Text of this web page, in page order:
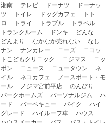
湘南
テレビ ドーナツ
ドーナッ
ツ
トイレ ドッグカフェ
トト
ロ
トライ トラブル
トラベル
トランクルーム
ドンキ
どんな
どんより
なかなか売れない
なし
ナン
ナンカレー ニーズ
ニコッ
トこどもクリニック
ニジマス
ニッ
ポン
ニュース ニュータウン
ネ
イル
ネコカフェ
ノースポート・モ
ール
ノジマ宮前平店
のんびり
パークホームズ
パーソナルジム
ハ
ード
バーベキュー バイク
ハイ
グレード
ハイルーフ車
ハウス